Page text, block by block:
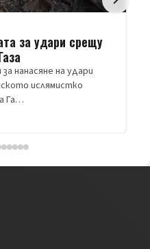
за удари срещу
нанасяне на удари
ислямистко
Га…